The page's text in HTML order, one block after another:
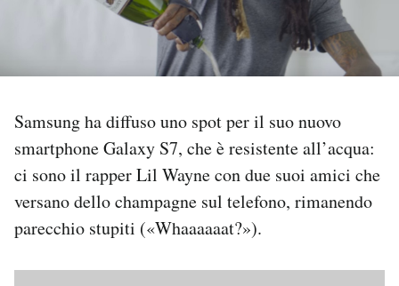
NEWSLETTER
I MIEI PREFERITI
SHOP
CALENDARIO
Samsung ha diffuso uno spot per il suo nuovo
smartphone Galaxy S7, che è resistente all’acqua:
ci sono il rapper Lil Wayne con due suoi amici che
versano dello champagne sul telefono, rimanendo
parecchio stupiti («Whaaaaaat?»).